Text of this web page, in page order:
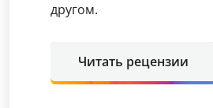
другом.
Читать рецензии